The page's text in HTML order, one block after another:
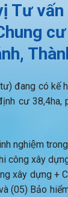
Tư
đang có kế
cư 38,4ha,
nghiệm
công xây
xây dựng +
(05) Bảo